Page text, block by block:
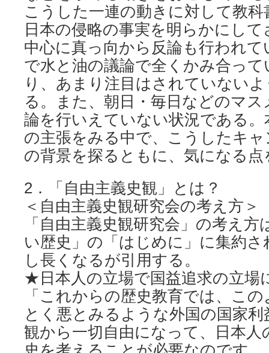
こうした一連の動きに対して教
日本の侵略の事実を明らかにし
中心に真っ向から反論も行われ
で水と油の議論で全くかみ合っ
り、あまり注目はされていない
る。また、朝日・毎日などのマ
論を行いえていない状況である
の主張をみる中で、こうしたキ
の背景を探るともに、気になる
2．「自由主義史観」とは？
＜自由主義史観研究会の考え方＞
「自由主義史観研究会」の考え
い歴史」の「はじめに」に集約
し長くなるが引用する。
★日本人の立場で国益追求の立場
「これからの歴史教育では、こ
とく悪とみるような外国の国家
観から一切自由になって、日本人